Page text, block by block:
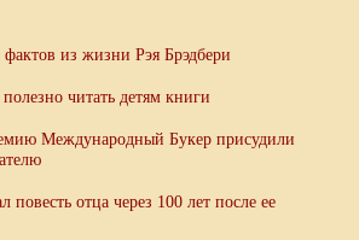
из жизни Рэя Брэдбери
читать детям книги
Международный Букер присудили
отца через 100 лет после ее